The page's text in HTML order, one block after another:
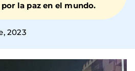
la paz en el mundo.
2023